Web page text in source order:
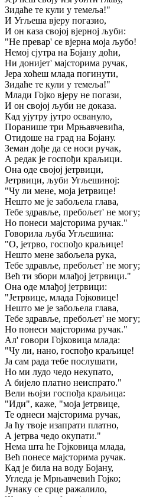
Зидаће те кули у темеља!"
И Угљеша вјеру погазио,
И он каза својој вјерној љуби:
"Не превар' се вјерна моја љубо!
Немој сјутра на Бојану доћи,
Ни донијет' мајсторима ручак,
Јера хоћеш млада погинути,
Зидаће те кули у темеља!"
Млади Гојко вјеру не погази,
И он својој љуби не доказа.
Кад ујутру јутро освануло,
Поранише три Мрњавчевића,
Отидоше на град на Бојану.
Земан дође да се носи ручак,
А редак је госпођи краљици.
Она оде својој јетрвици,
Јетрвици, љуби Угљешиној:
"Чу ли мене, моја јетрвице!
Нешто ме је забољела глава,
Тебе здравље, пребољет' не могу;
Но понеси мајсторима ручак."
Говорила љуба Угљешина:
"О, јетрво, госпођо краљице!
Нешто мене забољела рука,
Тебе здравље, пребољет' не могу;
Већ ти збори млађој јетрвици."
Она оде млађој јетрвици:
"Јетрвице, млада Гојковице!
Нешто ме је забољела глава,
Тебе здравље, пребољет' не могу;
Но понеси мајсторима ручак."
Ал' говори Гојковица млада:
"Чу ли, нано, госпођо краљице!
Ја сам рада тебе послушати,
Но ми лудо чедо некупато,
А бијело платно неиспрато."
Вели њојзи госпођа краљица:
"Иди", каже, "моја јетрвице,
Те однеси мајсторима ручак,
Ја ћу твоје изапрати платно,
А јетрва чедо окупати."
Нема шта ће Гојковица млада,
Већ понесе мајсторима ручак.
Кад је била на воду Бојану,
Угледа је Мрњавчевић Гојко;
Јунаку се срце ражалило,